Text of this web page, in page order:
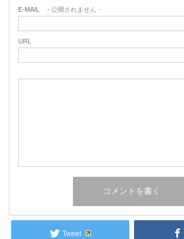
E-MAIL - 公開されません -
URL
Tweet